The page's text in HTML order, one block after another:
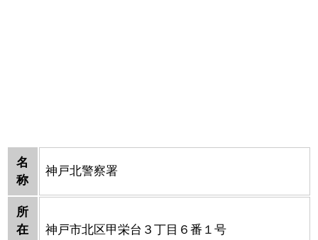
名
称
神戸北警察署
所
在
神戸市北区甲栄台３丁目６番１号